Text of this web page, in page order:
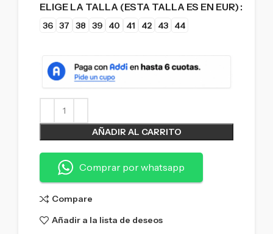
ELIGE LA TALLA (ESTA TALLA ES EN EUR)
36 37 38 39 40 41 42 43 44
AÑADIR AL CARRITO
Comprar por whatsapp
Compare
Añadir a la lista de deseos